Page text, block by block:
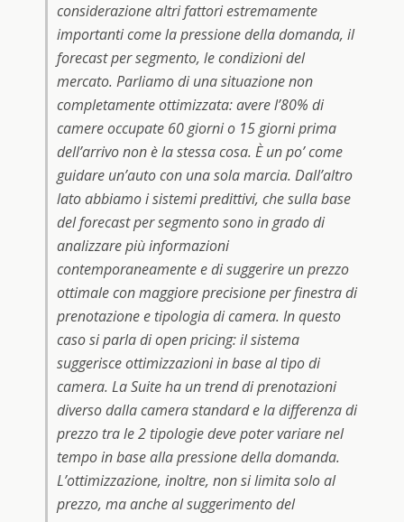
considerazione altri fattori estremamente
importanti come la pressione della domanda, il
forecast per segmento, le condizioni del
mercato. Parliamo di una situazione non
completamente ottimizzata: avere l’80% di
camere occupate 60 giorni o 15 giorni prima
dell’arrivo non è la stessa cosa. È un po’ come
guidare un’auto con una sola marcia. Dall’altro
lato abbiamo i sistemi predittivi, che sulla base
del forecast per segmento sono in grado di
analizzare più informazioni
contemporaneamente e di suggerire un prezzo
ottimale con maggiore precisione per finestra di
prenotazione e tipologia di camera. In questo
caso si parla diopen pricing: il sistema
suggerisce ottimizzazioni in base al tipo di
camera. La Suite ha un trend di prenotazioni
diverso dalla camera standard e la differenza di
prezzo tra le 2 tipologie deve poter variare nel
tempo in base alla pressione della domanda.
L’ottimizzazione, inoltre, non si limita solo al
prezzo, ma anche al suggerimento del